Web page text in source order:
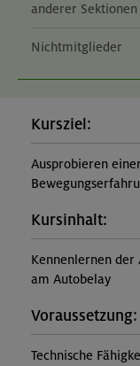
anderer Sektionen
Nichtmitglieder
Kursziel:
Ausprobieren
Kursinhalt:
Kennenlernen der
am Autobelay
Voraussetzung:
Technische